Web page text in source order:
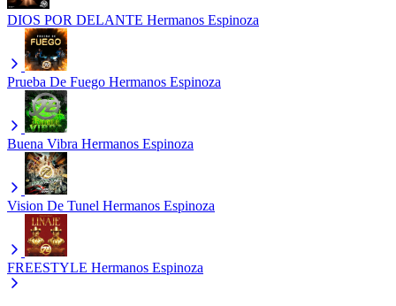
DIOS POR DELANTE Hermanos Espinoza
Prueba De Fuego Hermanos Espinoza
Buena Vibra Hermanos Espinoza
Vision De Tunel Hermanos Espinoza
FREESTYLE Hermanos Espinoza